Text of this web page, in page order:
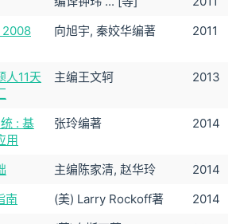
2008
向旭宇, 秦姣华编著 2011
人11天
主编王文轲 2013
: 基
用
张玲编著 2014
主编陈家清, 赵华玲
2014
南 (美) Larry Rockoff著
2014